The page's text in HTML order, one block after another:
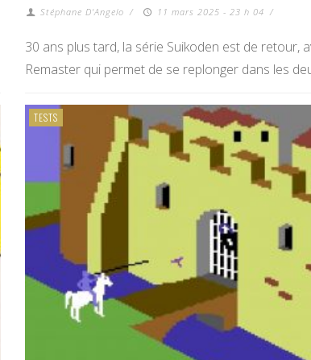
Stéphane D'Angelo / 11 mars 2025 - 23 h 04 /
30 ans plus tard, la série Suikoden est de retour,
Remaster qui permet de se replonger dans les
TESTS